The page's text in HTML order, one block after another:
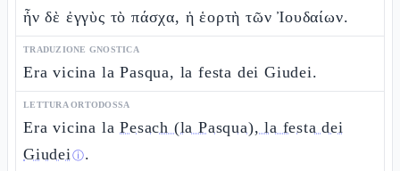
ἦν δὲ ἐγγὺς τὸ πάσχα, ἡ ἑορτὴ τῶν Ἰουδαίων.
TRADUZIONE GNOSTICA
Era vicina la Pasqua, la festa dei Giudei.
LETTURA ORTODOSSA
Era vicina laPesach (la Pasqua), la festa dei
Giudeiⓘ.